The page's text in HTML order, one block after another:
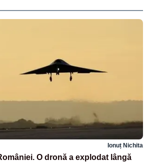
Ionuț Nichita
O dronă a explodat lângă